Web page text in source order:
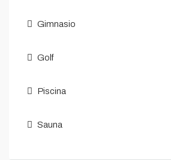
Gimnasio
Golf
Piscina
Sauna